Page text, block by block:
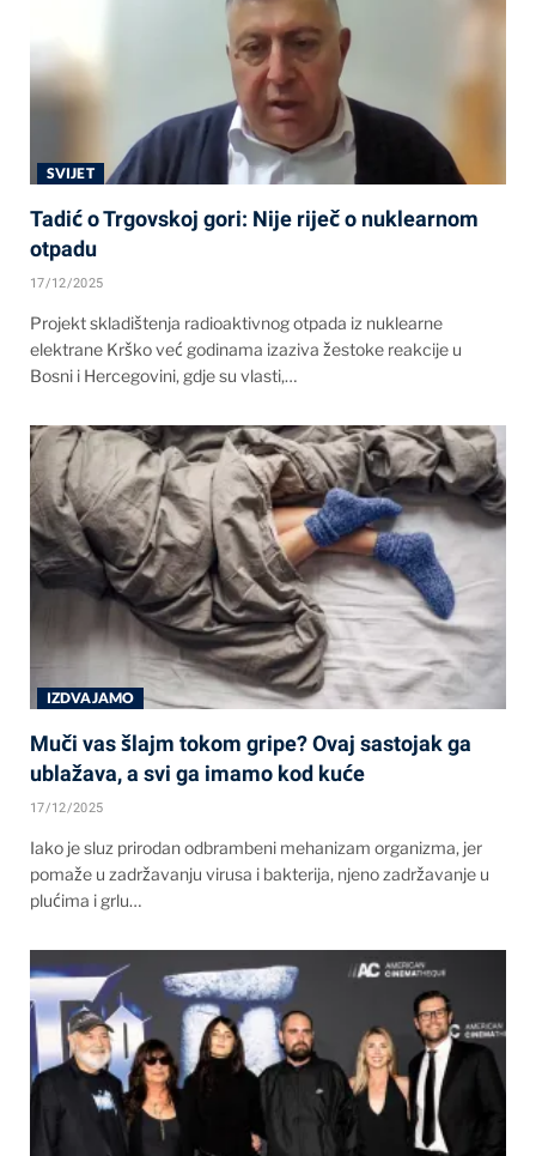
SVIJET
Tadić o Trgovskoj gori: Nije riječ o nuklearnom
otpadu
17/12/2025
Projekt skladištenja radioaktivnog otpada iz nuklearne
elektrane Krško već godinama izaziva žestoke reakcije u
Bosni i Hercegovini, gdje su vlasti,…
IZDVAJAMO
Muči vas šlajm tokom gripe? Ovaj sastojak ga
ublažava, a svi ga imamo kod kuće
17/12/2025
Iako je sluz prirodan odbrambeni mehanizam organizma, jer
pomaže u zadržavanju virusa i bakterija, njeno zadržavanje u
plućima i grlu…